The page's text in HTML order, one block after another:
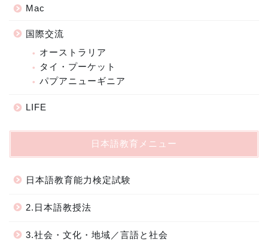
Mac
国際交流
オーストラリア
タイ・プーケット
パプアニューギニア
LIFE
日本語教育メニュー
日本語教育能力検定試験
2.日本語教授法
3.社会・文化・地域／言語と社会